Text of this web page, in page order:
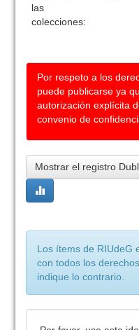
las
colecciones:
Por respeto a los
puede publicarse ya
autorización explícita
convenio de
Mostrar el registro
Los ítems de RIUdeG
con todos los
indique lo contrario.